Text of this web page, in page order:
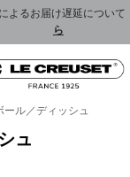
よるお届け遅延について
ら
ール／ディッシュ
ュ